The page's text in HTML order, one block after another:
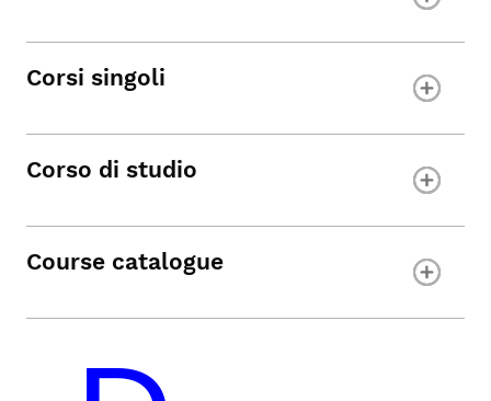
Corsi singoli
Corso di studio
Course catalogue